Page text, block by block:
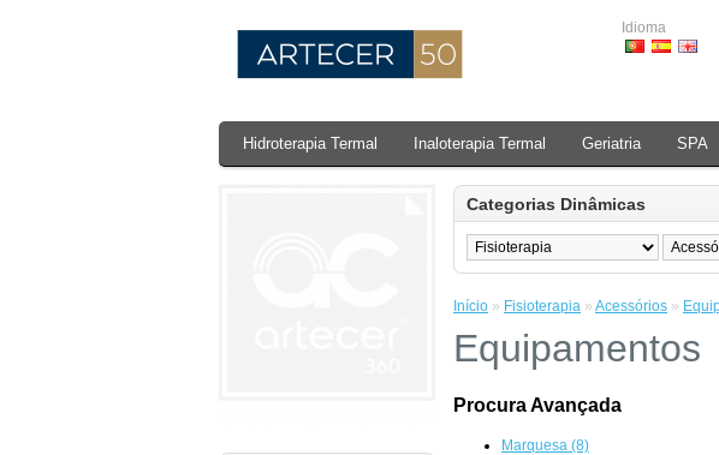
Idioma
Hidroterapia Termal Inaloterapia Termal Geriatria SPA
Categorias Dinâmicas
Início » Fisioterapia » Acessórios »
Equipamentos
Procura Avançada
Marquesa (8)